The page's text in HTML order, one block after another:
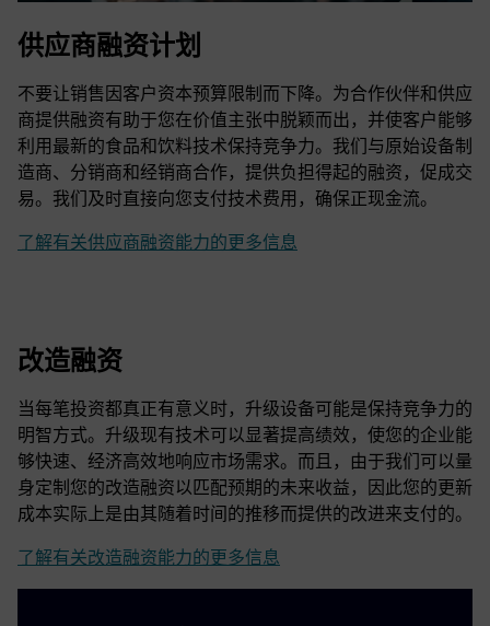
供应商融资计划
不要让销售因客户资本预算限制而下降。为合作伙伴和供应
商提供融资有助于您在价值主张中脱颖而出，并使客户能够
利用最新的食品和饮料技术保持竞争力。我们与原始设备制
造商、分销商和经销商合作，提供负担得起的融资，促成交
易。我们及时直接向您支付技术费用，确保正现金流。
了解有关供应商融资能力的更多信息
改造融资
当每笔投资都真正有意义时，升级设备可能是保持竞争力的
明智方式。升级现有技术可以显著提高绩效，使您的企业能
够快速、经济高效地响应市场需求。而且，由于我们可以量
身定制您的改造融资以匹配预期的未来收益，因此您的更新
成本实际上是由其随着时间的推移而提供的改进来支付的。
了解有关改造融资能力的更多信息